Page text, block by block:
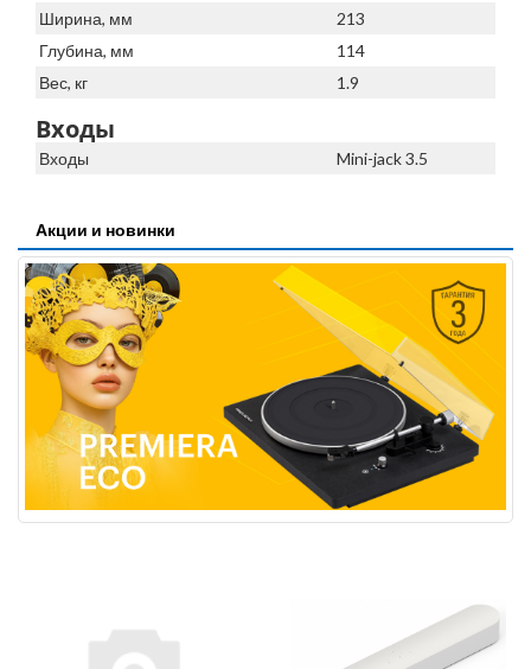
Ширина, мм
213
Глубина, мм
114
Вес, кг
1.9
Входы
Входы Mini-jack 3.5
Акции и новинки